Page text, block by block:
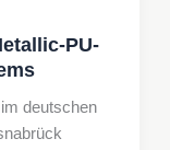
PU-
deutschen